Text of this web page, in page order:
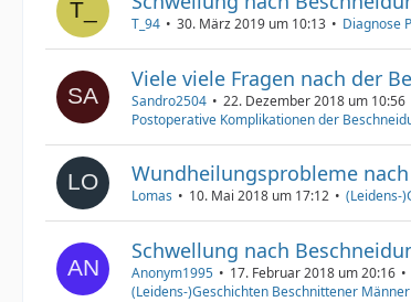
T_94 30. März 2019 um 10:13 Diagnose
Viele viele Fragen nach der
Sandro2504
22. Dezember 2018 um 10:56
Postoperative Komplikationen der
Wundheilungsprobleme
Lomas 10. Mai 2018 um 17:12 (Leidens-
Schwellung nach
Anonym1995
17. Februar 2018 um 20:16
(Leidens-)Geschichten Beschnittener Männer